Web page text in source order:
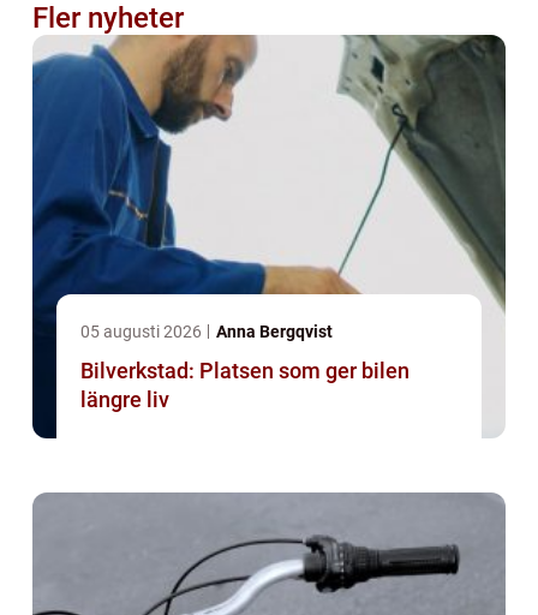
Fler nyheter
05 augusti 2026 Anna Bergqvist
Bilverkstad: Platsen som ger bilen
längre liv